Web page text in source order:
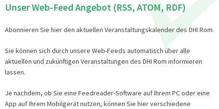
Unser Web-Feed Angebot (RSS, ATOM, RDF)
Abonnieren Sie hier den aktuellen Veranstaltungskalender des DHI Rom.
Sie können sich durch unsere Web-Feeds automatisch über alle
aktuellen und zukünftigen Veranstaltungen des DHI Rom informieren
lassen.
Je nachdem, ob Sie eine Feedreader-Software auf Ihrem PC oder eine
App auf Ihrem Mobilgerät nutzen, können Sie hier verschiedene